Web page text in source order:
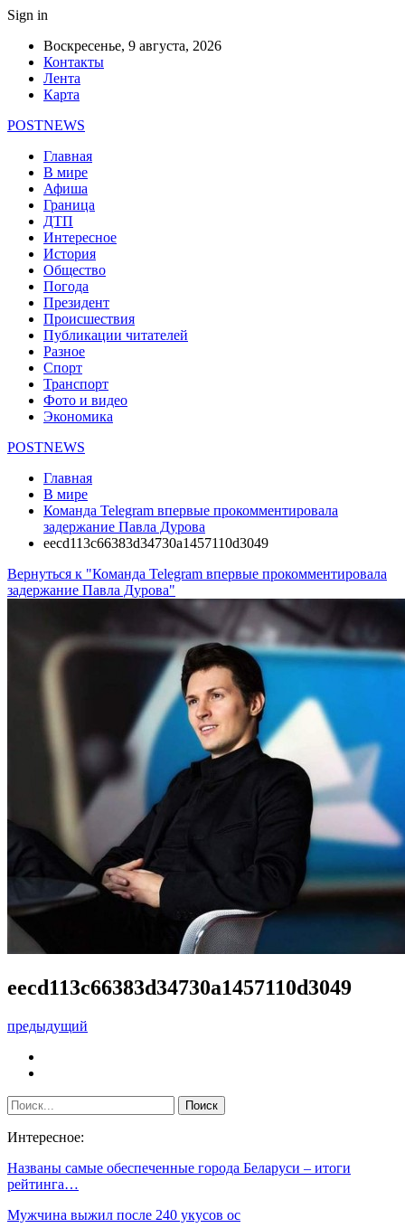
Sign in
Воскресенье, 9 августа, 2026
Контакты
Лента
Карта
POSTNEWS
Главная
В мире
Афиша
Граница
ДТП
Интересное
История
Общество
Погода
Президент
Происшествия
Публикации читателей
Разное
Спорт
Транспорт
Фото и видео
Экономика
POSTNEWS
Главная
В мире
Команда Telegram впервые прокомментировала
задержание Павла Дурова
eecd113c66383d34730a1457110d3049
Вернуться к "Команда Telegram впервые прокомментировала
задержание Павла Дурова"
eecd113c66383d34730a1457110d3049
предыдущий
Интересное:
Названы самые обеспеченные города Беларуси – итоги
рейтинга…
Мужчина выжил после 240 укусов ос